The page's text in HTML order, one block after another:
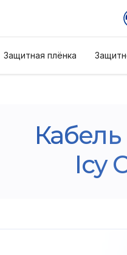
Защитная плёнка
Icy